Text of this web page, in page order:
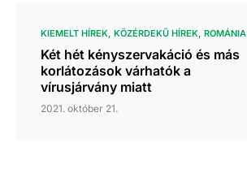
KIEMELT HÍREK KÖZÉRDEKŰ HÍREK ROMÁNIA
Két hét kényszervakáció és más
korlátozások várhatók a
vírusjárvány miatt
2021. október 21.